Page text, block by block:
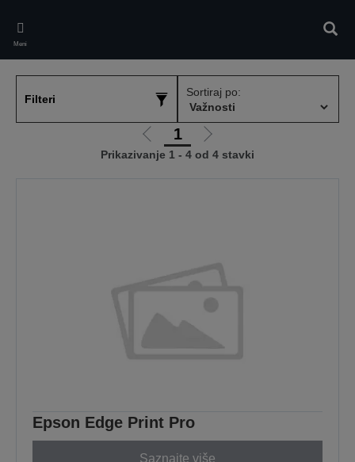
main
content
Meni
Filteri
Sortiraj po:
Idi
na
1
Idi
na
Prikazivanje 1 - 4 od 4 stavki
Epson Edge Print Pro
Saznajte više